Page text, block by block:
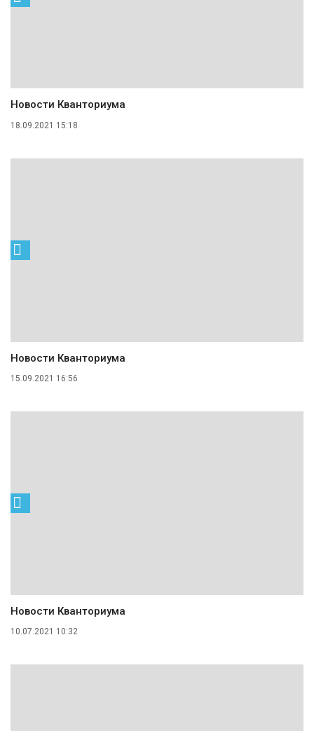
Новости Кванториума
18.09.2021 15:18
Новости Кванториума
15.09.2021 16:56
Новости Кванториума
10.07.2021 10:32